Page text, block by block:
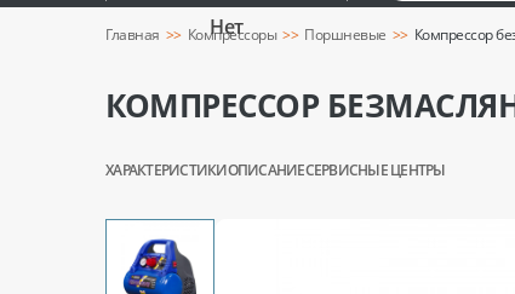
Нет
Главная Компрессоры Поршневые Компрессор
КОМПРЕССОР
ХАРАКТЕРИСТИКИОПИСАНИЕСЕРВИСНЫЕ ЦЕНТРЫ